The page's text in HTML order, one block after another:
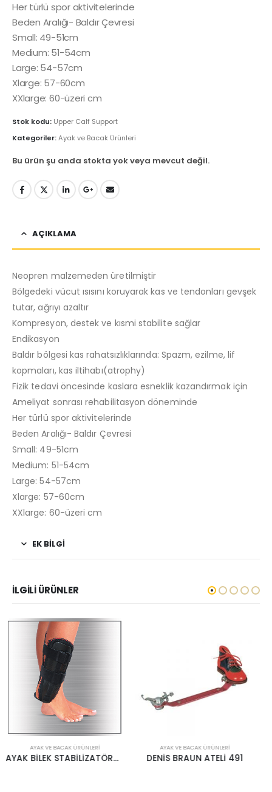
Her türlü spor aktivitelerinde
Beden Aralığı- Baldır Çevresi
Small: 49-51cm
Medium: 51-54cm
Large: 54-57cm
Xlarge: 57-60cm
XXlarge: 60-üzeri cm
Stok kodu: Upper Calf Support
Kategoriler:Ayak ve Bacak Ürünleri
Bu ürün şu anda stokta yok veya mevcut değil.
AÇIKLAMA
Neopren malzemeden üretilmiştir
Bölgedeki vücut ısısını koruyarak kas ve tendonları gevşek
tutar, ağrıyı azaltır
Kompresyon, destek ve kısmi stabilite sağlar
Endikasyon
Baldır bölgesi kas rahatsızlıklarında: Spazm, ezilme, lif
kopmaları, kas iltihabı(atrophy)
Fizik tedavi öncesinde kaslara esneklik kazandırmak için
Ameliyat sonrası rehabilitasyon döneminde
Her türlü spor aktivitelerinde
Beden Aralığı- Baldır Çevresi
Small: 49-51cm
Medium: 51-54cm
Large: 54-57cm
Xlarge: 57-60cm
XXlarge: 60-üzeri cm
EK BILGI
İLGILI ÜRÜNLER
AYAK VE BACAK ÜRÜNLERI
DENİS BRAUN ATELİ 491
AYAK VE BACAK ÜRÜNLERI
ALÇI TERLİĞİ